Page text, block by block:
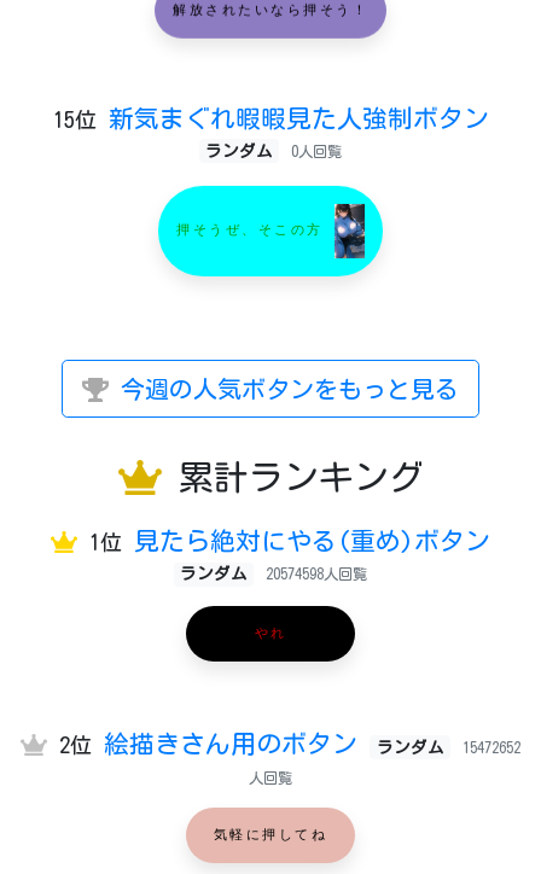
解放されたいなら押そう！
15位 新気まぐれ暇暇見た人強制ボタン
ランダム 0人回覧
押そうぜ、そこの方
今週の人気ボタンをもっと見る
累計ランキング
1位 見たら絶対にやる(重め)ボタン
ランダム 20574598人回覧
やれ
2位 絵描きさん用のボタン ランダム 15472652
人回覧
気軽に押してね